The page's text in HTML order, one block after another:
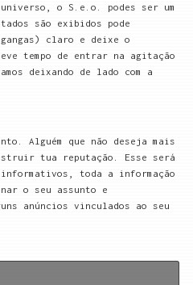
o S.e.o. podes ser um
são exibidos pode
claro e deixe o
tempo de entrar na agitação
deixando de lado com a
Alguém que não deseja mais
tua reputação. Esse será
toda a informação
o seu assunto e
anúncios vinculados ao seu